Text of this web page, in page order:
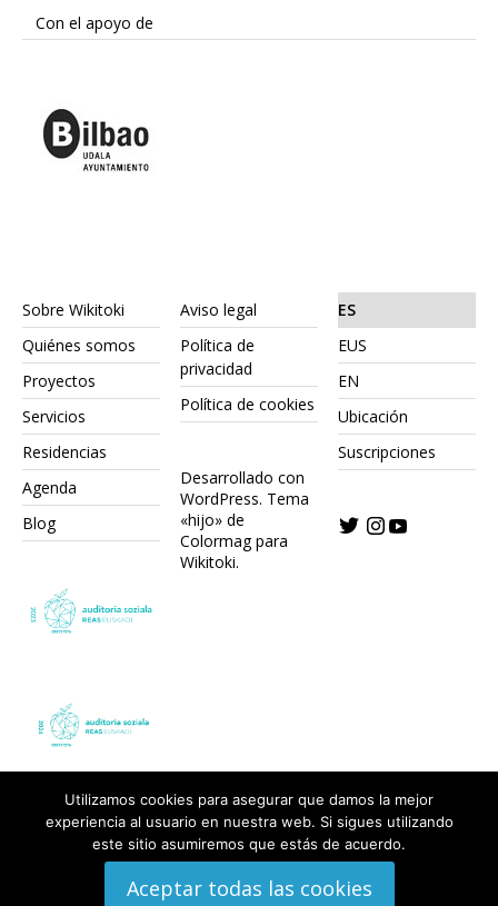
Con el apoyo de
Sobre Wikitoki
Quiénes somos
Proyectos
Servicios
Residencias
Agenda
Blog
Aviso legal
Política de
privacidad
Política de cookies
Desarrollado con
WordPress. Tema
«hijo» de
Colormag para
Wikitoki.
ES
EUS
EN
Ubicación
Suscripciones
Utilizamos cookies para asegurar que damos la mejor
experiencia al usuario en nuestra web. Si sigues utilizando
este sitio asumiremos que estás de acuerdo.
Aceptar todas las cookies